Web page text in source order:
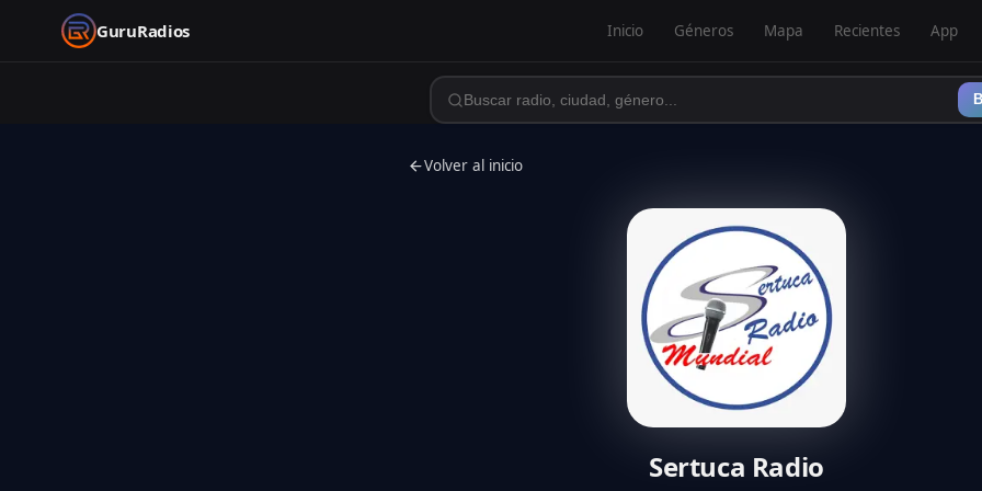
GuruRadios Inicio Géneros Mapa Recientes App
Volver al inicio
Sertuca Radio